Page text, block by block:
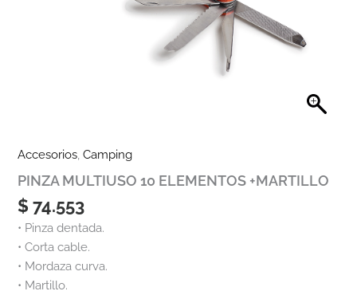
Accesorios,Camping
PINZA MULTIUSO 10 ELEMENTOS +MARTILLO
$ 74.553
• Pinza dentada.
• Corta cable.
• Mordaza curva.
• Martillo.